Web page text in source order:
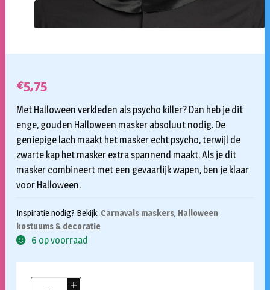
€5,75
Met Halloween verkleden als psycho killer? Dan heb je dit
enge, gouden Halloween masker absoluut nodig. De
geniepige lach maakt het masker echt psycho, terwijl de
zwarte kap het masker extra spannend maakt. Als je dit
masker combineert met een gevaarlijk wapen, ben je klaar
voor Halloween.
Inspiratie nodig? Bekijk: Carnavals maskers, Halloween
kostuums & decoratie
6 op voorraad